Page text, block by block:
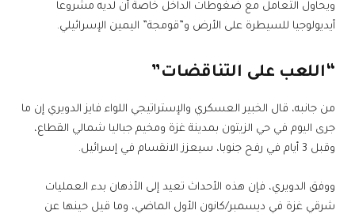
ويحاول التعامل مع ضغوطات الداخل خاصة أن لديه مشروعا
أيديولوجيا للسيطرة على الأرض و”قومجة” اليمين الإسرائيلي.
“اللعب على التناقضات”
من جانبه، قال الخبير العسكري والإستراتيجي اللواء فايز الدويري إن ما
جرى اليوم في حي الزيتون بمدينة غزة ومخيم جباليا شمالي القطاع،
وقبل 3 أيام في رفح جنوبا، سيعزز الانقسام في إسرائيل.
ووفق الدويري، فإن هذه الأحداث تعيد إلى الأذهان بدء العمليات
شرقي غزة في ديسمبر/كانون الأول الماضي، وما قيل حينها عن